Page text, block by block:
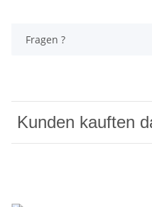
Fragen ?
Kunden kauften